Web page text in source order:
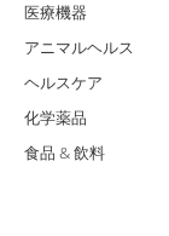
医療機器
アニマルヘルス
ヘルスケア
化学薬品
食品 & 飲料